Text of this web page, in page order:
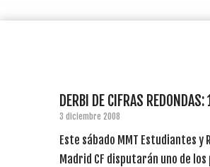
DERBI DE CIFRAS
3 diciembre 2008
Este sábado MMT Estudiantes y
Madrid CF disputarán uno de